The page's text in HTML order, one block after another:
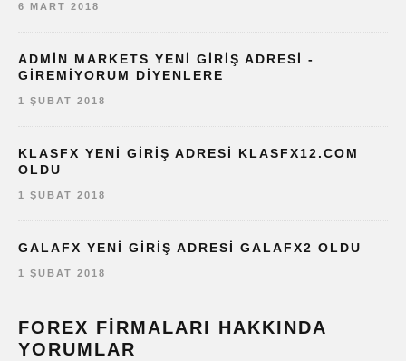
6 MART 2018
ADMIN MARKETS YENI GIRIŞ ADRESI -
GIREMIYORUM DIYENLERE
1 ŞUBAT 2018
KLASFX YENI GIRIŞ ADRESI KLASFX12.COM
OLDU
1 ŞUBAT 2018
GALAFX YENI GIRIŞ ADRESI GALAFX2 OLDU
1 ŞUBAT 2018
FOREX FIRMALARI HAKKINDA
YORUMLAR